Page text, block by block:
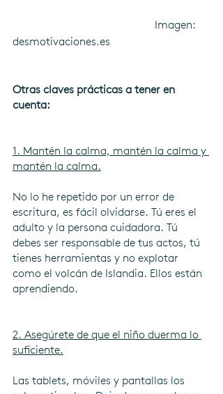
desmotivaciones.es
Otras claves prácticas a tener en
cuenta:
1. Mantén la calma, mantén la calma y
mantén la calma.
No lo he repetido por un error de
escritura, es fácil olvidarse. Tú eres el
adulto y la persona cuidadora. Tú
debes ser responsable de tus actos, tú
tienes herramientas y no explotar
como el volcán de Islandia. Ellos están
aprendiendo.
2. Asegúrete de que el niño duerma lo
suficiente.
Las tablets, móviles y pantallas los